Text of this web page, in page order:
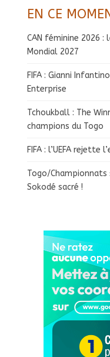
EN CE
CAN féminine 2026
Mondial 2027
FIFA : Gianni
Enterprise
Tchoukball : The
champions du Togo
FIFA : l’UEFA rejette
Togo/Championnats
Sokodé sacré !